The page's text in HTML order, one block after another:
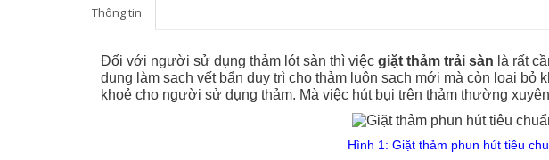
Thông tin
Đối với người sử dụng thảm lót sàn thì việc giặt thảm trải sàn là rất
dụng làm sạch vết bẩn duy trì cho thảm luôn sạch mới mà còn loại bỏ
khoẻ cho người sử dụng thảm. Mà việc hút bụi trên thảm thường
Hình 1: Giặt thảm phun hút tiêu